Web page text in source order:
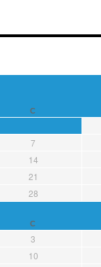
на
С
7
14
21
28
С
3
10